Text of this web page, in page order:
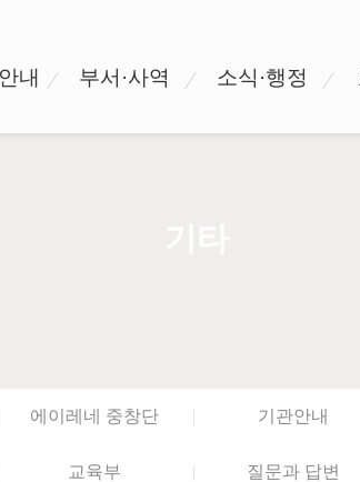
내 부서·사역 소식·행정
에이레네 중창단 기관안내
교육부 질문과 답변